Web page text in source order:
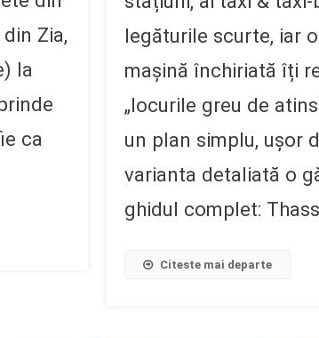
Zia,
la
ca
legăturile scurte, iar
mașină închiriată îți
„locurile greu de
un plan simplu, ușor
varianta detaliată o
ghidul complet:
Citeste mai departe